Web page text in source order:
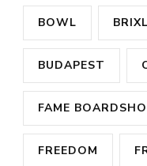
BOWL
BUDAPEST
FAME
FREEDOM